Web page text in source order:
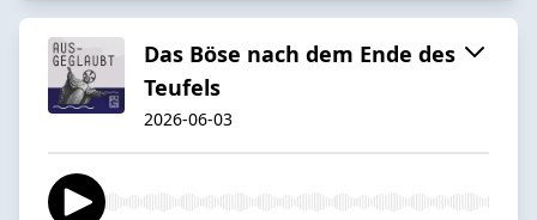
Das Böse nach dem Ende des
Teufels
2026-06-03